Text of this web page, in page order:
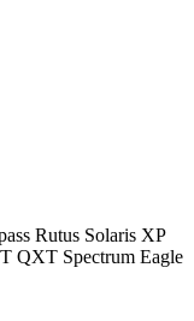
Rutus Solaris XP
QXT Spectrum Eagle